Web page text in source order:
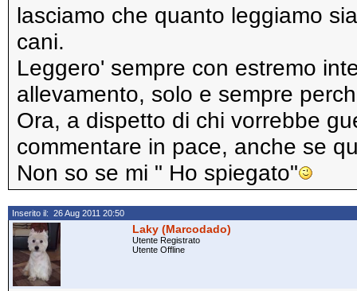
lasciamo che quanto leggiamo
cani.
Leggero' sempre con estremo
allevamento, solo e sempre
Ora, a dispetto di chi vorrebbe
commentare in pace, anche se
Non so se mi " Ho spiegato"
Inserito il: 26 Aug 2011 20:50
Laky (Marcodado)
Utente Registrato
Utente Offline